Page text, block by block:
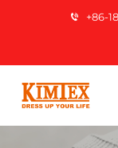
+86-